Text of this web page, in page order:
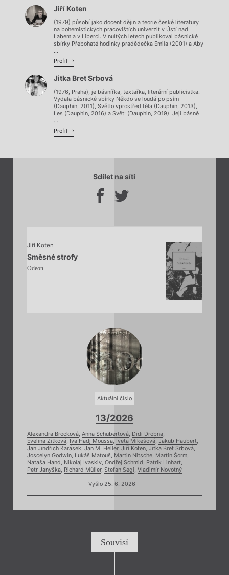
Jiří Koten
(1979) působí jako docent dějin a teorie české literatury
na bohemistických pracovištích univerzit v Ústí nad
Labem a v Liberci. V nultých letech publikoval básnické
sbírky Přebohaté hodinky pradědečka Emila (2001) a Aby
...
Profil
Jitka Bret Srbová
(1976, Praha), je básnířka, textařka, literární publicistka.
Vydala básnické sbírky Někdo se loudá po psím
(Dauphin, 2011), Světlo vprostřed těla (Dauphin, 2013),
Les (Dauphin, 2016) a Svět: (Dauphin, 2019). Její básně
...
Profil
Sdílet na síti
Jiří Koten
Směsné strofy
Odeon
Aktuální číslo
13/2026
Alexandra Brocková, Anna Schubertová, Didi Drobna,
Evelina Zitková, Iva Hadj Moussa, Iveta Mikešová, Jakub Haubert,
Jan Jindřich Karásek, Jan M. Heller, Jiří Koten, Jitka Bret Srbová,
Joscelyn Godwin, Lukáš Matouš, Martin Nitsche, Martin Šorm,
Nataša Hand , Nikolaj Ivaskiv, Ondřej Schmid , Patrik Linhart,
Petr Janyška, Richard Müller, Stefan Segi, Vladimír Novotný
Vyšlo 25. 6. 2026
Souvisí